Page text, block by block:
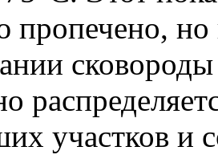
пропечено,
участков и